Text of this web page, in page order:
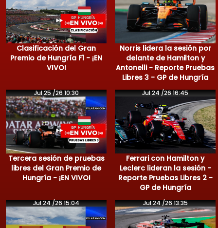
Clasificación del Gran
Premio de Hungría F1 - ¡EN
VIVO!
Norris lidera la sesión por
delante de Hamilton y
Antonelli - Reporte Pruebas
Libres 3 - GP de Hungría
Jul 25 /26 10:30
Tercera sesión de pruebas
libres del Gran Premio de
Hungría - ¡EN VIVO!
Jul 24 /26 16:45
Ferrari con Hamilton y
Leclerc lideran la sesión -
Reporte Pruebas Libres 2 -
GP de Hungría
Jul 24 /26 15:04 Jul 24 /26 13:35